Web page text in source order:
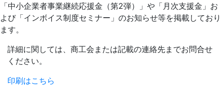
「中小企業者事業継続応援金（第2弾）」や「月次支援金」お
よび「インボイス制度セミナー」のお知らせ等を掲載しており
ます。
詳細に関しては、商工会または記載の連絡先までお問合せ
ください。
印刷はこちら